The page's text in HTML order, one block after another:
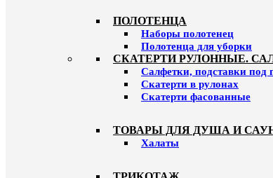
ПОЛОТЕНЦА
Наборы полотенец
Полотенца для уборки
СКАТЕРТИ РУЛОННЫЕ.
Салфетки, подставки под
Скатерти в рулонах
Скатерти фасованные
ТОВАРЫ ДЛЯ ДУША И
Халаты